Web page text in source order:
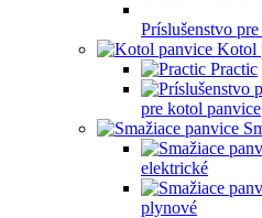
Príslušenstvo
Kotol
Practic
pre kotol panvice
elektrické
plynové